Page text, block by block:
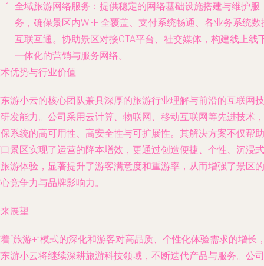
全域旅游网络服务 ：提供稳定的网络基础设施搭建与维护服
务，确保景区内Wi-Fi全覆盖、支付系统畅通、各业务系统数
互联互通。协助景区对接OTA平台、社交媒体，构建线上线
一体化的营销与服务网络。
优势与行业价值
游小云的核心团队兼具深厚的旅游行业理解与前沿的互联网技
发能力。公司采用云计算、物联网、移动互联网等先进技术，
系统的高可用性、高安全性与可扩展性。其解决方案不仅帮助
景区实现了运营的降本增效，更通过创造便捷、个性、沉浸式
游体验，显著提升了游客满意度和重游率，从而增强了景区的
竞争力与品牌影响力。
展望
“旅游+”模式的深化和游客对高品质、个性化体验需求的增长
游小云将继续深耕旅游科技领域，不断迭代产品与服务。公司